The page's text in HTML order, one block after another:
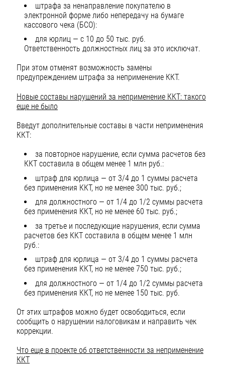
штрафа за ненаправление покупателю в
электронной форме либо непередачу на бумаге
кассового чека (БСО):
для юрлиц — с 10 до 50 тыс. руб.
Ответственность должностных лиц за это исключат.
При этом отменят возможность замены
предупреждением штрафа за неприменение ККТ.
Новые составы нарушений за неприменение ККТ: такого
еще не было
Введут дополнительные составы в части неприменения
ККТ:
за повторное нарушение, если сумма расчетов без
ККТ составила в общем менее 1 млн руб.:
штраф для юрлица — от 3/4 до 1 суммы расчета
без применения ККТ, но не менее 300 тыс. руб.;
для должностного — от 1/4 до 1/2 суммы расчета
без применения ККТ, но не менее 60 тыс. руб.;
за третье и последующие нарушения, если сумма
расчетов без ККТ составила в общем менее 1 млн
руб.:
штраф для юрлица — от 3/4 до 1 суммы расчета
без применения ККТ, но не менее 750 тыс. руб.;
для должностного — от 1/4 до 1/2 суммы расчета
без применения ККТ, но не менее 150 тыс. руб.
От этих штрафов можно будет освободиться, если
сообщить о нарушении налоговикам и направить чек
коррекции.
Что еще в проекте об ответственности за неприменение
ККТ